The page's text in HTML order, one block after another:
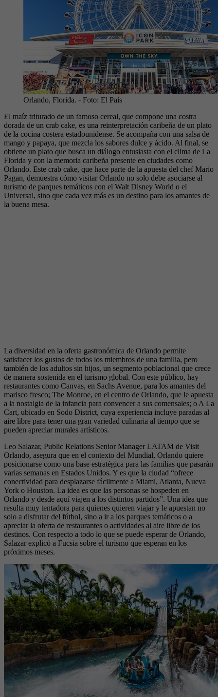
Orlando, Florida. - Foto: El País
El maíz triturado de un famoso cereal, que compone una costra
dorada de un crab cake, es una reinterpretación caribeña de un plato
de la cocina costera estadounidense. Se acompaña con una salsa de
mango y papaya, que mezcla los sabores dulce y ácido. Al final, se
obtiene un plato que busca un diálogo entusiasta con el clima de La
Florida y con la memoria caribeña presente en ciudades como
Orlando. Este crab cake, que hace parte de la apuesta del chef Mario
Pagan, demuestra cómo visitar Orlando no solo debe asociarse al
turismo de parques temáticos con el Walt Disney World o el
Universal, sino que cada vez más es un destino para los amantes de
la buena mesa.
La diversidad en la oferta gastronómica de Orlando permite
satisfacer los gustos de todos los miembros de una familia, pero
también de los adultos sin hijos, un segmento poblacional que crece
de manera sostenida en el turismo global. Con este público, hay
restaurantes como Canvas, en Sachs Avenue, para los amantes del
marisco fresco; The Monroe, en el centro de Orlando, que le apuesta
a la nostalgia de la infancia para convencer a sus comensales; o A La
Cart, ubicado en Sodo District, cuya experiencia incluye paradas al
aire libre para tener una gran variedad culinaria al tiempo que se
pueden apreciar murales artísticos.
Leo Salazar, Public Relations Senior Manager LATAM de Visit
Orlando, asegura que en el contexto del Mundial, Orlando quiere
posicionarse como una base estratégica para las familias que pasarán
varias semanas en Estados Unidos. Y es que la ciudad “ofrece
conectividad para desplazarse fácilmente a Miami, Atlanta, Nueva
York o Houston. La idea es que las personas se hospeden en
Orlando y desde aquí viajen a los distintos partidos”. Una idea que
resulta muy tentadora para quienes quieren viajar y le apuestan no
solo a disfrutar del fútbol, sino a ir a los parques temáticos o a
apreciar la oferta de restaurantes o actividades al aire libre de los
destinos. Con respecto a todo lo que se puede esperar de Orlando,
Salazar explicó a Fucsia sobre el turismo que esperan en los
próximos meses.